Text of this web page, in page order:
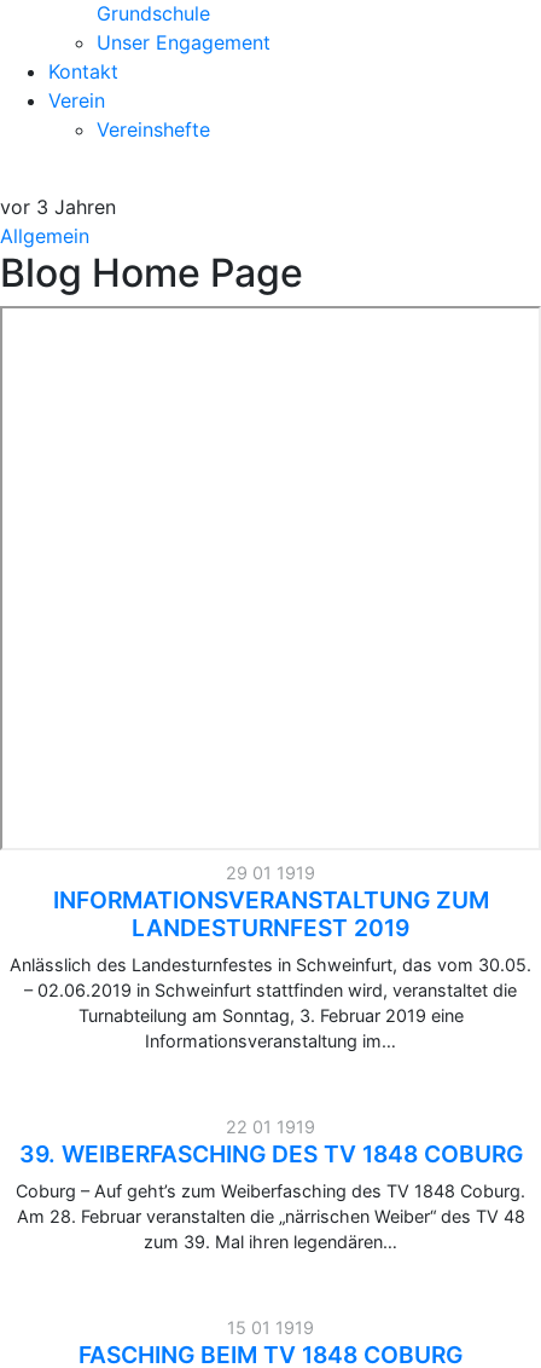
Grundschule
Unser Engagement
Kontakt
Verein
Vereinshefte
vor 3 Jahren
Allgemein
Blog Home Page
29 01 1919
INFORMATIONSVERANSTALTUNG ZUM
LANDESTURNFEST 2019
Anlässlich des Landesturnfestes in Schweinfurt, das vom 30.05.
– 02.06.2019 in Schweinfurt stattfinden wird, veranstaltet die
Turnabteilung am Sonntag, 3. Februar 2019 eine
Informationsveranstaltung im…
22 01 1919
39. WEIBERFASCHING DES TV 1848 COBURG
Coburg – Auf geht’s zum Weiberfasching des TV 1848 Coburg.
Am 28. Februar veranstalten die „närrischen Weiber“ des TV 48
zum 39. Mal ihren legendären…
15 01 1919
FASCHING BEIM TV 1848 COBURG